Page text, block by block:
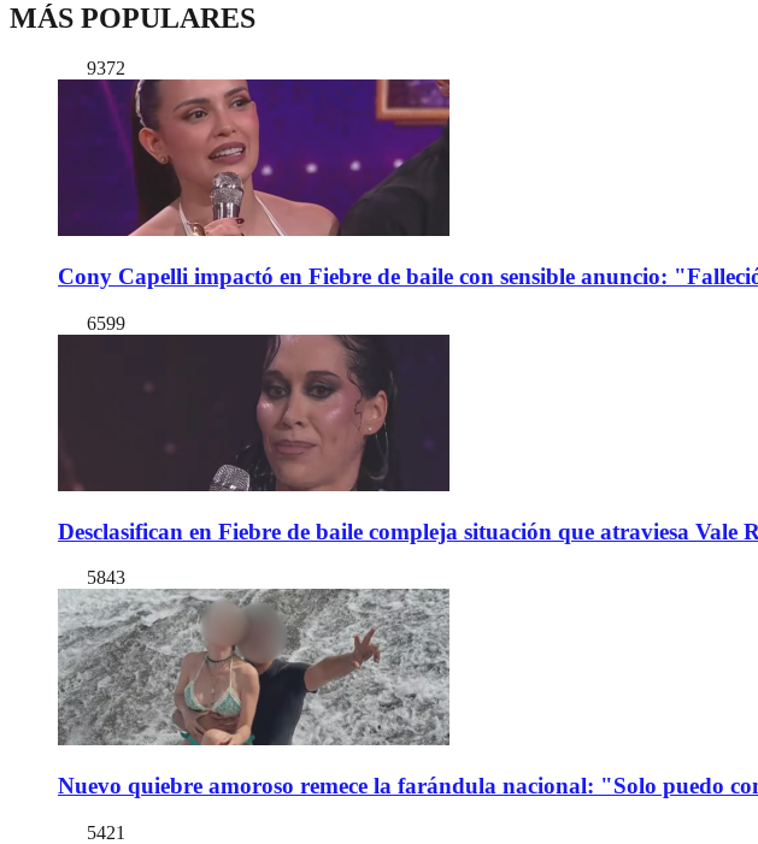
MÁS POPULARES
9372
Cony Capelli impactó en Fiebre de baile con sensible anuncio:
6599
Desclasifican en Fiebre de baile compleja situación que atraviesa
5843
Nuevo quiebre amoroso remece la farándula nacional: "Solo puedo
5421